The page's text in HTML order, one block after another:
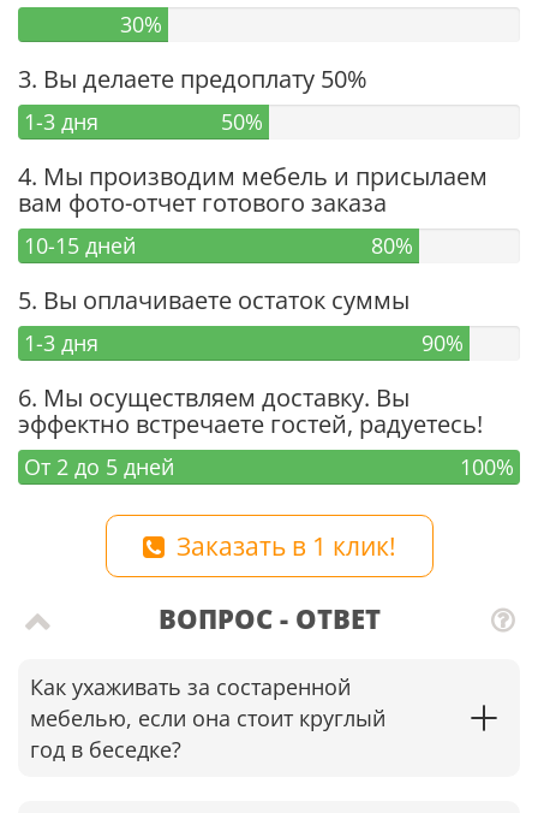
30%
3. Вы делаете предоплату 50%
1-3 дня 50%
4. Мы производим мебель и присылаем
вам фото-отчет готового заказа
10-15 дней 80%
5. Вы оплачиваете остаток суммы
1-3 дня 90%
6. Мы осуществляем доставку. Вы
эффектно встречаете гостей, радуетесь!
От 2 до 5 дней 100%
Заказать в 1 клик!
ВОПРОС - ОТВЕТ
Как ухаживать за состаренной
мебелью, если она стоит круглый
год в беседке?​